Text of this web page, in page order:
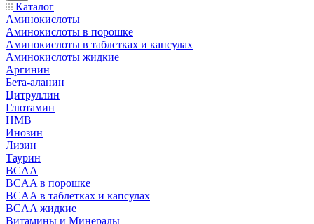
Каталог
Аминокислоты
Аминокислоты в порошке
Аминокислоты в таблетках и капсулах
Аминокислоты жидкие
Аргинин
Бета-аланин
Цитруллин
Глютамин
HMB
Инозин
Лизин
Таурин
BCAA
BCAA в порошке
BCAA в таблетках и капсулах
BCAA жидкие
Витамины и Минералы